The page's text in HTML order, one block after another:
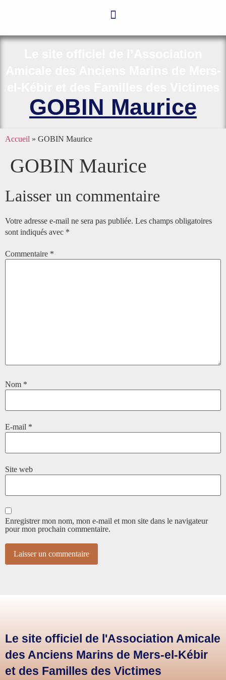
GOBIN Maurice
Accueil » GOBIN Maurice
GOBIN Maurice
Laisser un commentaire
Votre adresse e-mail ne sera pas publiée. Les champs obligatoires
sont indiqués avec *
Commentaire *
Nom *
E-mail *
Site web
Enregistrer mon nom, mon e-mail et mon site dans le navigateur
pour mon prochain commentaire.
Le site officiel de l'Association Amicale
des Anciens Marins de Mers-el-Kébir
et des Familles des Victimes